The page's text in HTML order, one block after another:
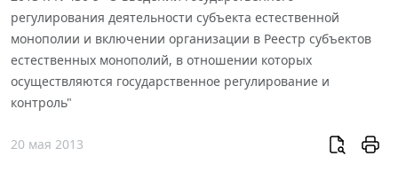
регулирования деятельности субъекта естественной
монополии и включении организации в Реестр субъектов
естественных монополий, в отношении которых
осуществляются государственное регулирование и
контроль"
20 мая 2013